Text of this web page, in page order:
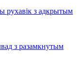
рухавік з адкрытым
з разамкнутым